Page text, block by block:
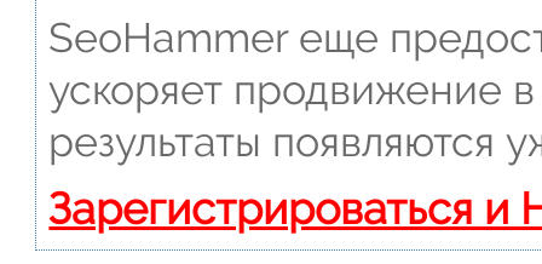
SeoHammer еще
ускоряет продвижение
результаты появляются
Зарегистрироваться и